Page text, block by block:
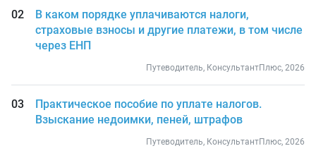
В каком порядке уплачиваются налоги,
страховые взносы и другие платежи, в том числе
через ЕНП
Путеводитель, КонсультантПлюс, 2026
Практическое пособие по уплате налогов.
Взыскание недоимки, пеней, штрафов
Путеводитель, КонсультантПлюс, 2026